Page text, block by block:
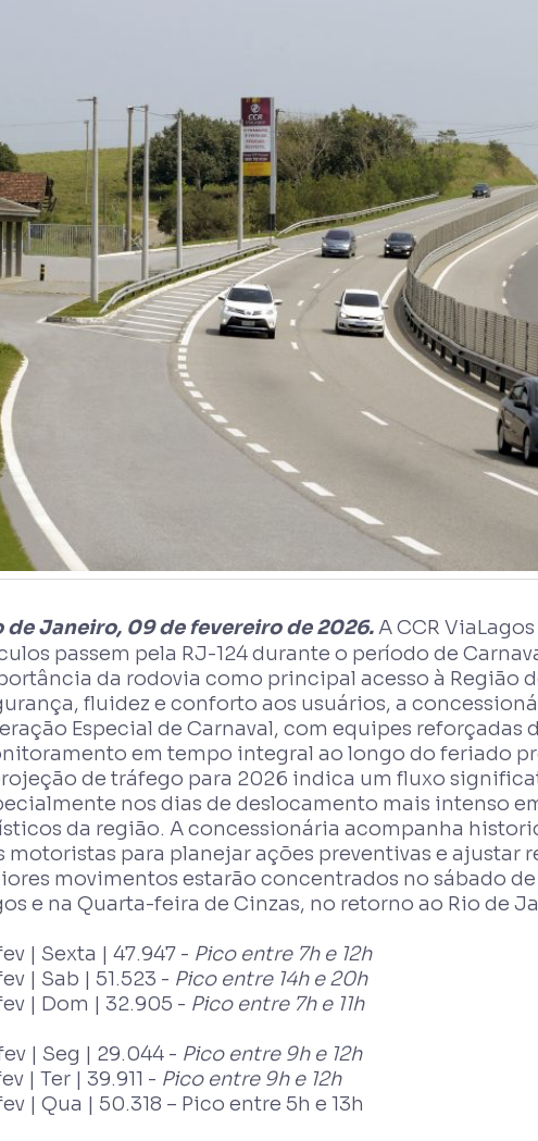
de Janeiro, 09 de fevereiro de 2026.A CCR
passem pela RJ-124 durante o período de
da rodovia como principal acesso à Região
fluidez e conforto aos usuários, a
Especial de Carnaval, com equipes reforçadas
em tempo integral ao longo do feriado
de tráfego para 2026 indica um fluxo
nos dias de deslocamento mais intenso
da região. A concessionária acompanha
motoristas para planejar ações preventivas e ajustar
movimentos estarão concentrados no sábado
e na Quarta-feira de Cinzas, no retorno ao Rio de
| Sexta | 47.947 - Pico entre 7h e 12h
| Sab | 51.523 - Pico entre 14h e 20h
| Dom | 32.905 - Pico entre 7h e 11h
| Seg | 29.044 - Pico entre 9h e 12h
| Ter | 39.911 - Pico entre 9h e 12h
| Qua | 50.318 – Pico entre 5h e 13h